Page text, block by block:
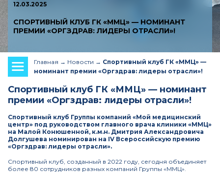
12.03.2025
СПОРТИВНЫЙ КЛУБ ГК «ММЦ» — НОМИНАНТ
ПРЕМИИ «ОРГЗДРАВ: ЛИДЕРЫ ОТРАСЛИ»!
Главная Новости
Спортивный клуб ГК «ММЦ» —
номинант премии «Оргздрав: лидеры отрасли»!
Спортивный клуб ГК «ММЦ» — номинант
премии «Оргздрав: лидеры отрасли»!
Спортивный клуб Группы компаний «Мой медицинский
центр» под руководством главного врача клиники «ММЦ»
на Малой Конюшенной, к.м.н. Дмитрия Александровича
Долгушева номинирован на IV Всероссийскую премию
«Оргздрав: лидеры отрасли».
Спортивный клуб, созданный в 2022 году, сегодня объединяет
более 80 сотрудников разных компаний Группы «ММЦ».